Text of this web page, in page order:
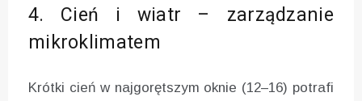
4. Cień i wiatr – zarządzanie
mikroklimatem
Krótki cień w najgorętszym oknie (12–16) potrafi